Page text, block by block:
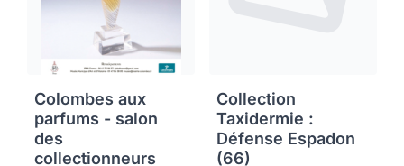
Colombes aux
parfums - salon
des
collectionneurs
Collection
Taxidermie :
Défense Espadon
(66)